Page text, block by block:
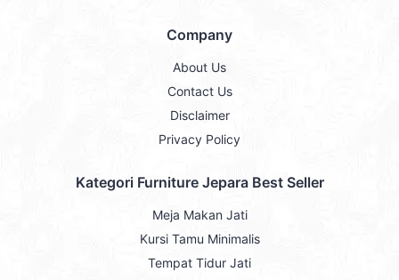
Company
About Us
Contact Us
Disclaimer
Privacy Policy
Kategori Furniture Jepara Best Seller
Meja Makan Jati
Kursi Tamu Minimalis
Tempat Tidur Jati